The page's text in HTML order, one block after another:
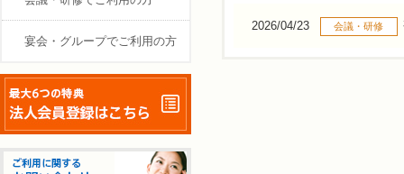
宴会・グループでご利用の方
2026/04/23 会議・研修